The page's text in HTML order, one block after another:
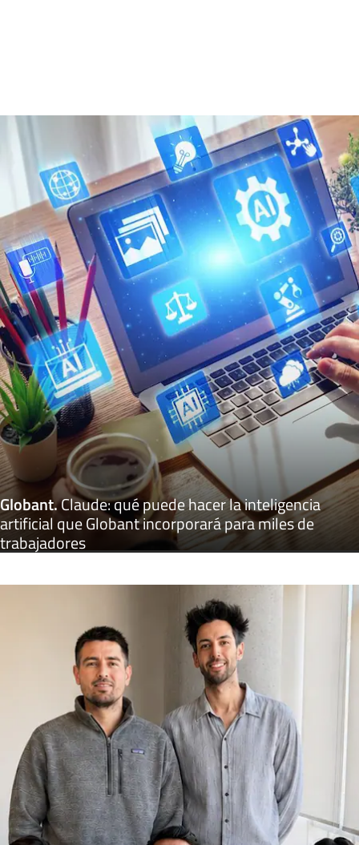
Globant.Claude: qué puede hacer la inteligencia
artificial que Globant incorporará para miles de
trabajadores